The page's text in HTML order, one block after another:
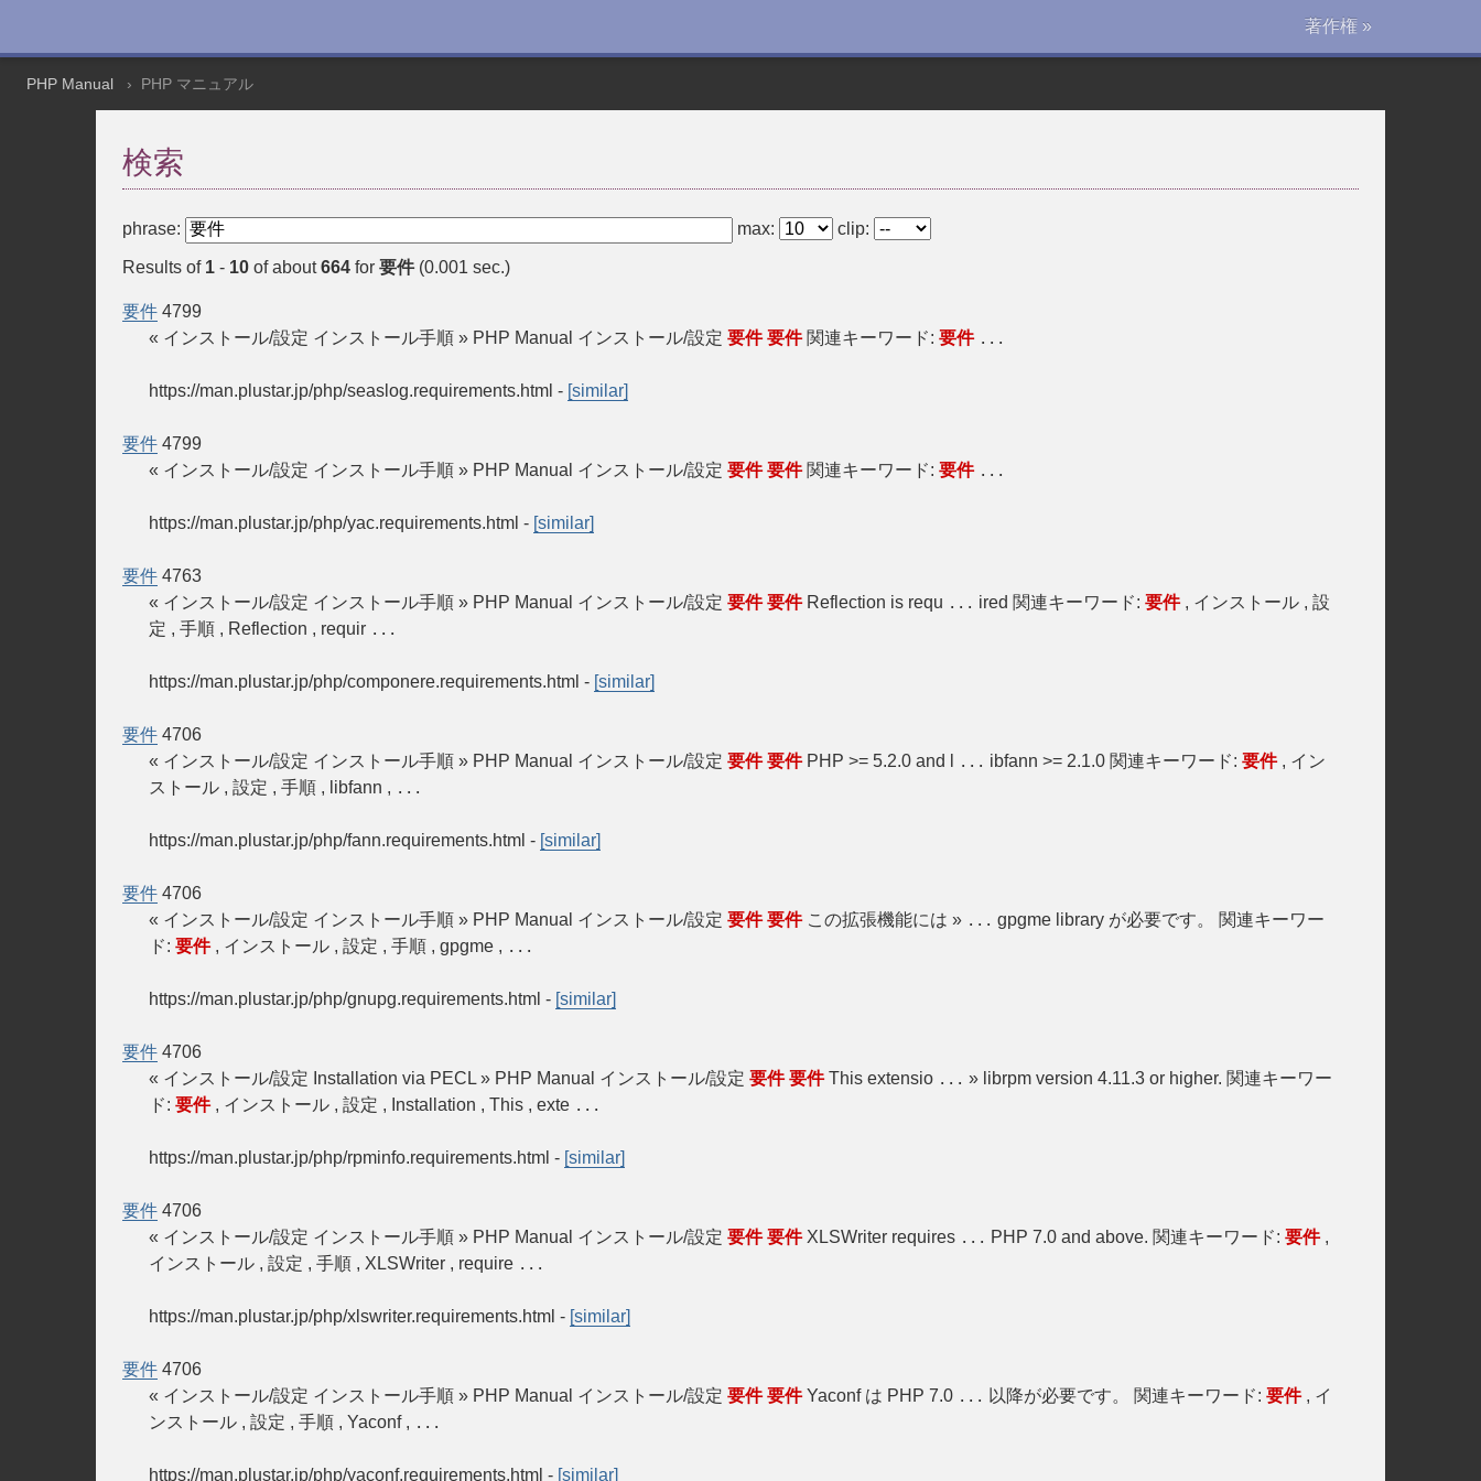
著作権 »
PHP Manual PHP マニュアル
検索
phrase: max: clip:
Results of 1 - 10 of about664 for 要件(0.001 sec.)
要件 4799
« インストール/設定 インストール手順 » PHP Manual インストール/設定 要件 要件関連キーワード: 要件 ...
https://man.plustar.jp/php/seaslog.requirements.html - [similar]
要件 4799
« インストール/設定 インストール手順 » PHP Manual インストール/設定 要件 要件関連キーワード: 要件 ...
https://man.plustar.jp/php/yac.requirements.html - [similar]
要件 4763
« インストール/設定 インストール手順 » PHP Manual インストール/設定 要件 要件Reflection is requ ... ired 関連キーワード: 要件, インストール , 設
定 , 手順 , Reflection , requir ...
https://man.plustar.jp/php/componere.requirements.html - [similar]
要件 4706
« インストール/設定 インストール手順 » PHP Manual インストール/設定 要件 要件PHP >= 5.2.0 and l ... ibfann >= 2.1.0 関連キーワード: 要件, イン
ストール , 設定 , 手順 , libfann , ...
https://man.plustar.jp/php/fann.requirements.html - [similar]
要件 4706
« インストール/設定 インストール手順 » PHP Manual インストール/設定 要件 要件この拡張機能には » ... gpgme library が必要です。 関連キーワー
ド: 要件, インストール , 設定 , 手順 , gpgme , ...
https://man.plustar.jp/php/gnupg.requirements.html - [similar]
要件 4706
« インストール/設定 Installation via PECL » PHP Manual インストール/設定 要件 要件This extensio ... » librpm version 4.11.3 or higher. 関連キーワー
ド: 要件, インストール , 設定 , Installation , This , exte ...
https://man.plustar.jp/php/rpminfo.requirements.html - [similar]
要件 4706
« インストール/設定 インストール手順 » PHP Manual インストール/設定 要件 要件XLSWriter requires ... PHP 7.0 and above. 関連キーワード: 要件,
インストール , 設定 , 手順 , XLSWriter , require ...
https://man.plustar.jp/php/xlswriter.requirements.html - [similar]
要件 4706
« インストール/設定 インストール手順 » PHP Manual インストール/設定 要件 要件Yaconf は PHP 7.0 ... 以降が必要です。 関連キーワード: 要件, イ
ンストール , 設定 , 手順 , Yaconf , ...
https://man.plustar.jp/php/yaconf.requirements.html - [similar]